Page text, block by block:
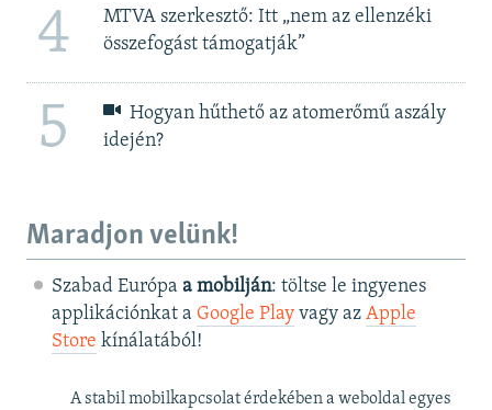
4
MTVA szerkesztő: Itt „nem az ellenzéki
összefogást támogatják”
5
Hogyan hűthető az atomerőmű aszály
idején?
Maradjon velünk!
Szabad Európa a mobilján: töltse le ingyenes
applikációnkat a Google Playvagy az Apple
Store kínálatából!
A stabil mobilkapcsolat érdekében a weboldal egyes